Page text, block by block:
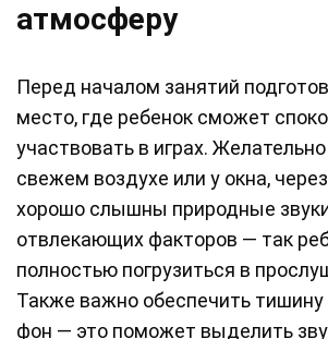
атмосферу
Перед началом занятий
место, где ребенок сможет
участвовать в играх.
свежем воздухе или у окна,
хорошо слышны природные
отвлекающих факторов — так
полностью погрузиться в
Также важно обеспечить
фон — это поможет выделить